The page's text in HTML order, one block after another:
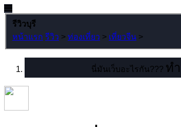
รีวิวบุรี
หน้าแรก รีวิว > ท่องเที่ยว > เที่ยวจีน >
นี่มันเว็บอะไรกัน??? ท